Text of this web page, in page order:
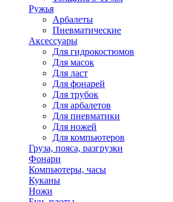
Ружья
Арбалеты
Пневматические
Аксессуары
Для гидрокостюмов
Для масок
Для ласт
Для фонарей
Для трубок
Для арбалетов
Для пневматики
Для ножей
Для компьютеров
Груза, пояса, разгрузки
Фонари
Компьютеры, часы
Куканы
Ножи